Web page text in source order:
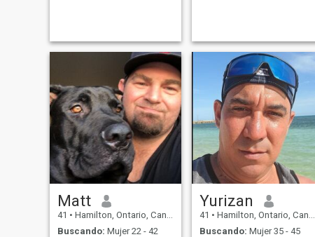
Matt
41 • Hamilton, Ontario, Canadá
Buscando: Mujer 22 - 42
Yurizan
41 • Hamilton, Ontario, Canadá
Buscando: Mujer 35 - 45